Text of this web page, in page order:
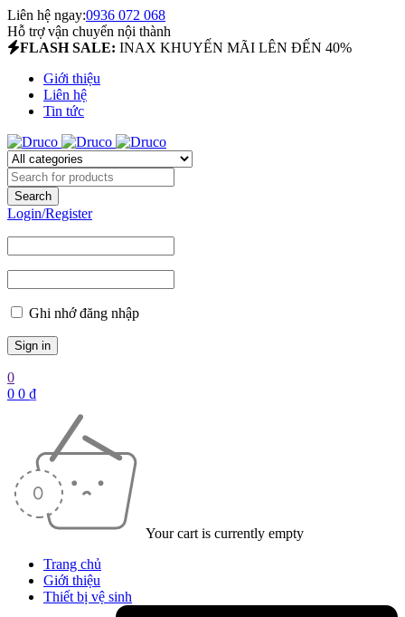
Liên hệ ngay:0936 072 068
Hỗ trợ vận chuyển nội thành
FLASH SALE: INAX KHUYẾN MÃI LÊN ĐẾN 40%
Giới thiệu
Liên hệ
Tin tức
Login/Register
Ghi nhớ đăng nhập
0
0 0 ₫
Your cart is currently empty
Trang chủ
Giới thiệu
Thiết bị vệ sinh